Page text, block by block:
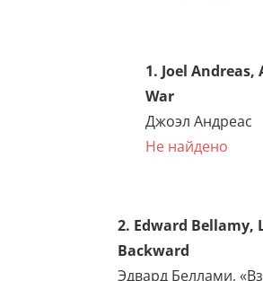
1. Joel
War
Джоэл Андреас
Не найдено
2. Edward
Backward